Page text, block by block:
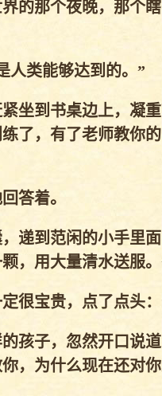
的那个夜晚，那个
类能够达到的。”
坐到书桌边上，凝
了，有了老师教你
答着。
递到范闲的小手里
，用大量清水送服
很宝贵，点了点头
孩子，忽然开口说道
，为什么现在还对